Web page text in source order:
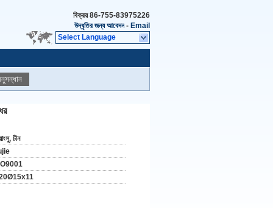
বিক্রয়86-755-83975226
উদ্ধৃতির জন্য আবেদন - Email
Select Language
চীন